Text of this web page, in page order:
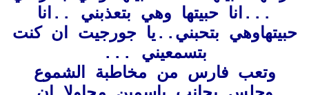
...انا حبيتها وهي بتعذبني ..انا
حبيتهاوهي بتحبني..يا جورجيت ان كنت
بتسمعيني ...
وتعب فارس من مخاطبة الشموع